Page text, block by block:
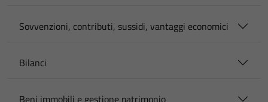
Sovvenzioni, contributi, sussidi, vantaggi economici
Bilanci
Beni immobili e gestione patrimonio